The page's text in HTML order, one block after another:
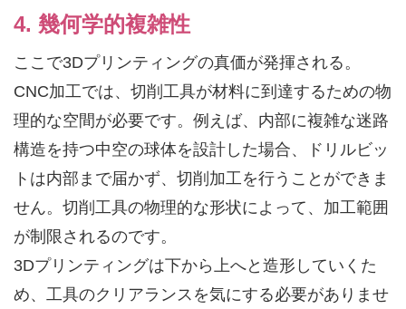
4. 幾何学的複雑性
ここで3Dプリンティングの真価が発揮される。
CNC加工では、切削工具が材料に到達するための物
理的な空間が必要です。例えば、内部に複雑な迷路
構造を持つ中空の球体を設計した場合、ドリルビッ
トは内部まで届かず、切削加工を行うことができま
せん。切削工具の物理的な形状によって、加工範囲
が制限されるのです。
3Dプリンティングは下から上へと造形していくた
め、工具のクリアランスを気にする必要がありませ